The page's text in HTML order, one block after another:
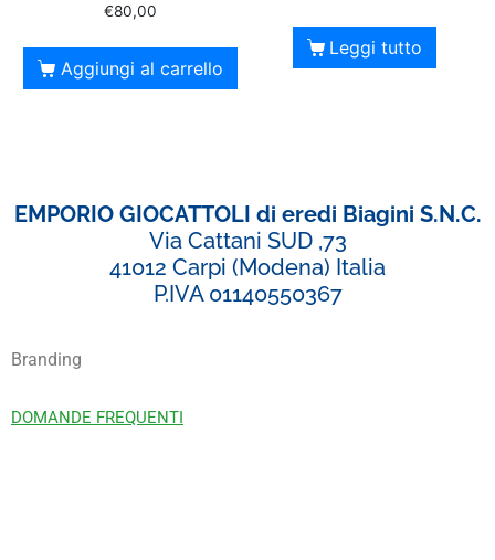
€80,00
Aggiungi al carrello
Leggi tutto
EMPORIO GIOCATTOLI di eredi Biagini S.N.C.
Via Cattani SUD ,73
41012 Carpi (Modena) Italia
P.IVA 01140550367
Branding
DOMANDE FREQUENTI